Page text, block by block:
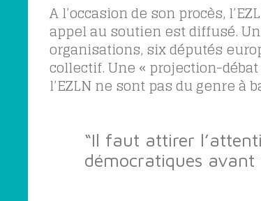
A l’occasion de son procès,
appel au soutien est diffusé.
organisations, six députés
collectif. Une « projection-
l’EZLN ne sont pas du genre à
“Il faut attirer
démocratiques avant